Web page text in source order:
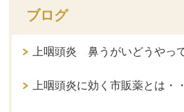
ブログ
上咽頭炎 鼻うがいどうやっ
上咽頭炎に効く市販薬とは・